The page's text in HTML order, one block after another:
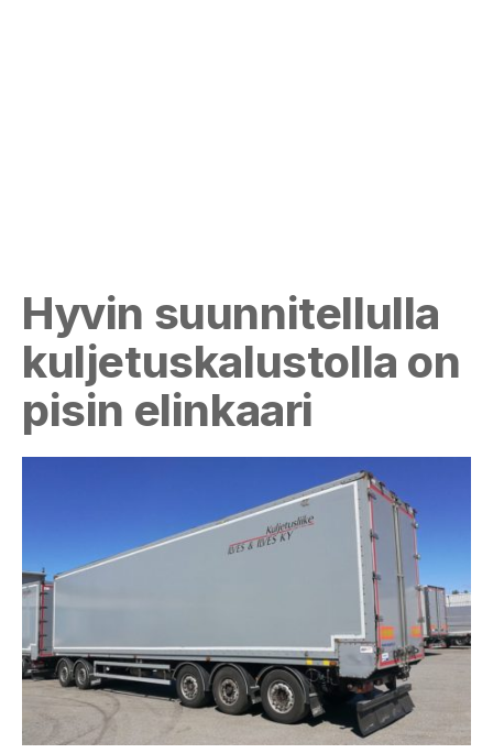
Hyvin suunnitellulla
kuljetuskalustolla on
pisin elinkaari